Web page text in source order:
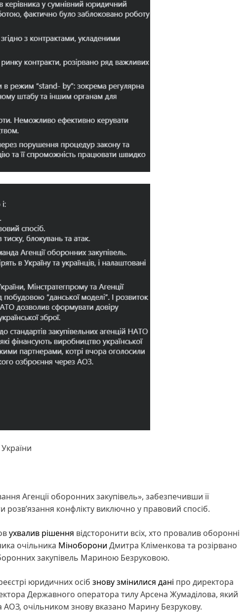
Агенції оборонних закупівель», забезпечивши її
розв’язання конфлікту виключно у правовий спосіб.
ухвалив рішення відсторонити всіх, хто провалив оборонні
очільника Міноборони Дмитра Кліменкова та розірвано
закупівель Мариною Безруковою.
юридичних осіб знову змінилися дані про директора
Державного оператора тилу Арсена Жумаділова, який
очільником знову вказано Марину Безрукову.